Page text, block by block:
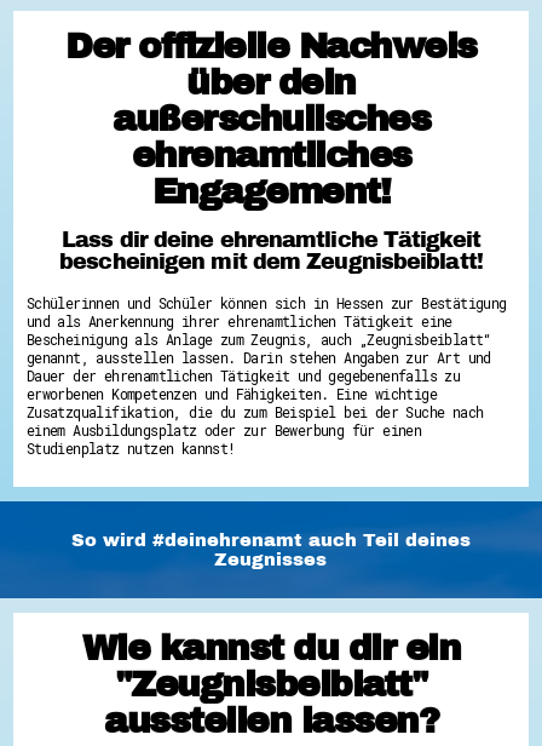
Hessen hilft Ukraine
Zeig uns dein Ehrenamt
Wettbewerb | Trikotwettbewerb
Wettbewerb | 80 Jahre Hessen - Engagement
mit Herz
8 Vereine x 80 Jahre x 1.000 €
Ausgezeichnete Projekte
Menschen des Respekts
SHARE IT: Teile deine Infos!
Gestalte dein Ehrenamt
Ehrenamts-Card Hessen
Engagement-Lotsen
Crowdfunding - Viele schaffen mehr
Förderprogramme
Ehrentag
Freiwilligenmanagement
Hessen engagiert - Digitale Themenabende
Kompetenznachweis Hessen
Zeugnisbeiblatt
Service-Learning
Mach dich schlau
Di@-Lotsen in Hessen
Energiepreiskrise und Ehrenamt
Generationsübergreifend aktiv
Qualifizierung & Fortbildung
Stiftungen
Vereine, Spenden, Steuern - Gut zu Wissen
Versicherungsschutz
Wissenswertes rund um dein Ehrenamt
Zahlen, Daten, Fakten aus Hessen
Der offizielle Nachweis
über dein
außerschulisches
ehrenamtliches
Engagement!
Lass dir deine ehrenamtliche Tätigkeit
bescheinigen mit dem Zeugnisbeiblatt!
Schülerinnen und Schüler können sich in Hessen zur Bestätigung
und als Anerkennung ihrer ehrenamtlichen Tätigkeit eine
Bescheinigung als Anlage zum Zeugnis, auch „Zeugnisbeiblatt“
genannt, ausstellen lassen. Darin stehen Angaben zur Art und
Dauer der ehrenamtlichen Tätigkeit und gegebenenfalls zu
erworbenen Kompetenzen und Fähigkeiten. Eine wichtige
Zusatzqualifikation, die du zum Beispiel bei der Suche nach
einem Ausbildungsplatz oder zur Bewerbung für einen
Studienplatz nutzen kannst!
So wird #deinehrenamt auch Teil deines
Zeugnisses
Wie kannst du dir ein
"Zeugnisbeiblatt"
ausstellen lassen?